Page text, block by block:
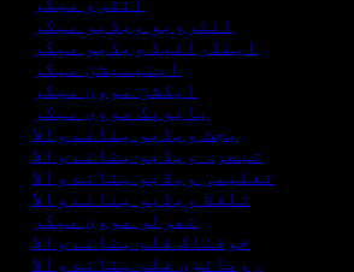
انٹرویو ویڈیو میکر
اینڈرائیڈ ویڈیو میکر
اینیمیشن میکر
ایکشن مووی میکر
بایوپک مووی میکر
بجٹ ویڈیو بنانے والا
تبصرہ ویڈیو بنانے والا
تعلیمی ویڈیو بنانے والا
تلفظ ویڈیو بنانے والا
تھرلر مووی میکر
خوفناک فلم بنانے والا
رومانوی فلم بنانے والا